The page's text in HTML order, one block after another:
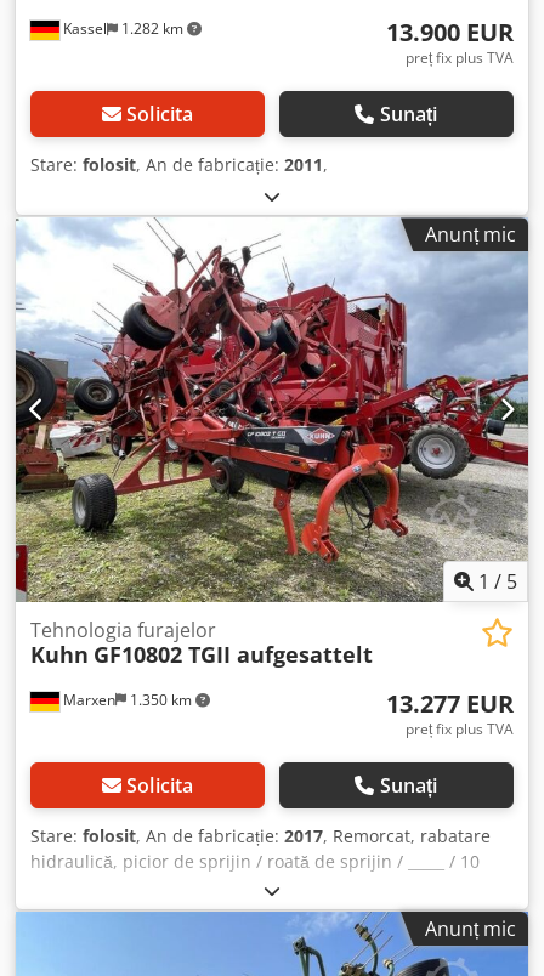
Kassel 1.282 km 13.900 EUR
preț fix plus TVA
Solicita Sunați
Stare: folosit, An de fabricație: 2011,
Anunț mic
1 / 5
Marxen 1.350 km
Tehnologia furajelor
Kuhn GF10802 TGII aufgesattelt
13.277 EUR
preț fix plus TVA
Solicita Sunați
Stare: folosit, An de fabricație: 2017, Remorcat, rabatare
hidraulică, picior de sprijin / roată de sprijin / _____ / 10
rotoare / răsucitor / anvelope balon / panouri de avertizare
/ iluminare / Crodpfsqrrpaox Ah Aef
Anunț mic